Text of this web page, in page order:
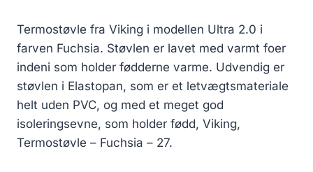
Termostøvle fra Viking i modellen Ultra 2.0 i
farven Fuchsia. Støvlen er lavet med varmt foer
indeni som holder fødderne varme. Udvendig er
støvlen i Elastopan, som er et letvægtsmateriale
helt uden PVC, og med et meget god
isoleringsevne, som holder fødd, Viking,
Termostøvle – Fuchsia – 27.